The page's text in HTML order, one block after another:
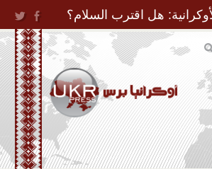
Jump to Navigation
هل اقترب السلام؟